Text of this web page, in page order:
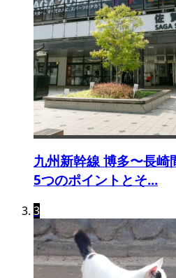
九州新幹線 博多〜長崎
5つのポイントとそ...
3